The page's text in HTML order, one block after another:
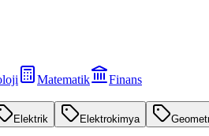
Matematik
Finans
Elektrik Elektrokimya